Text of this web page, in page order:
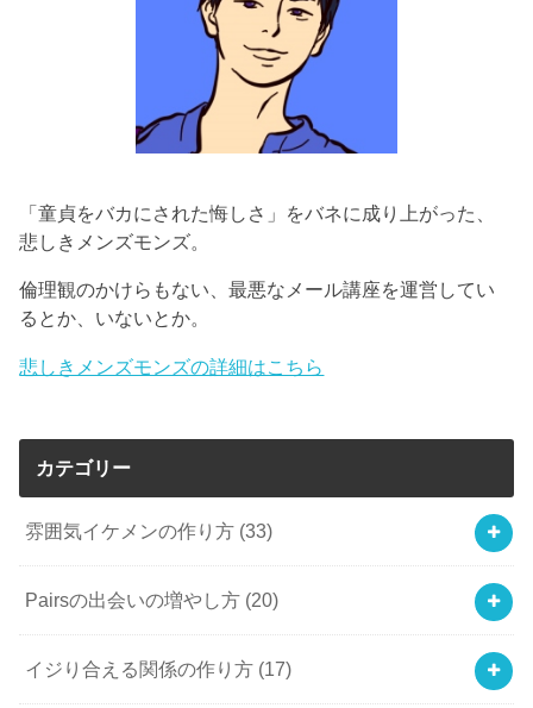
「童貞をバカにされた悔しさ」をバネに成り上がった、
悲しきメンズモンズ。
倫理観のかけらもない、最悪なメール講座を運営してい
るとか、いないとか。
悲しきメンズモンズの詳細はこちら
カテゴリー
雰囲気イケメンの作り方 (33)
Pairsの出会いの増やし方 (20)
イジり合える関係の作り方 (17)